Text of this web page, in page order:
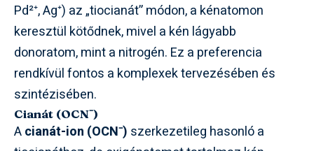
Pd²⁺, Ag⁺) az „tiocianát” módon, a kénatomon
keresztül kötődnek, mivel a kén lágyabb
donoratom, mint a nitrogén. Ez a preferencia
rendkívül fontos a komplexek tervezésében és
szintézisében.
Cianát (OCN⁻)
Acianát-ion (OCN⁻) szerkezetileg hasonló a